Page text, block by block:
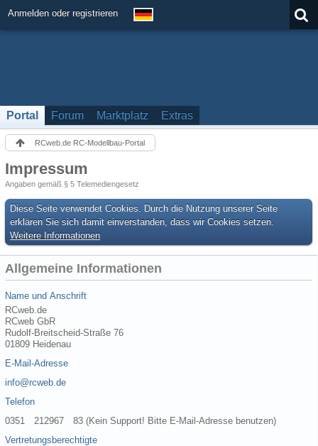
Anmelden oder registrieren
Portal Forum Marktplatz Extras
RCweb.de RC-Modellbau-Portal
Impressum
Angaben gemäß § 5 Telemediengesetz
Diese Seite verwendet Cookies. Durch die Nutzung unserer Seite
erklären Sie sich damit einverstanden, dass wir Cookies setzen.
Weitere Informationen
Allgemeine Informationen
Name und Anschrift
RCweb.de
RCweb GbR
Rudolf-Breitscheid-Straße 76
01809 Heidenau
E-Mail-Adresse
info@rcweb.de
Telefon
0351 212967 83 (Kein Support! Bitte E-Mail-Adresse benutzen)
Vertretungsberechtigte